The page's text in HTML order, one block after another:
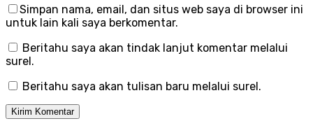
Simpan nama, email, dan situs web saya di browser ini
untuk lain kali saya berkomentar.
Beritahu saya akan tindak lanjut komentar melalui
surel.
Beritahu saya akan tulisan baru melalui surel.